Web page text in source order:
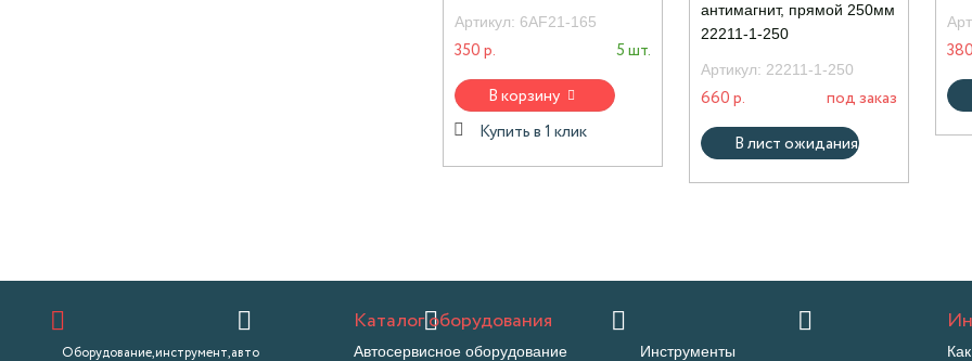
Артикул: 6AF21-165
350 р. 5 шт.
В корзину
Купить в 1 клик
антимагнит, прямой 250мм
22211-1-250
Артикул: 22211-1-250
660 р. под заказ
В лист ожидания
Оборудование,инструмент,авто
Каталог оборудования
Автосервисное оборудование Инструменты